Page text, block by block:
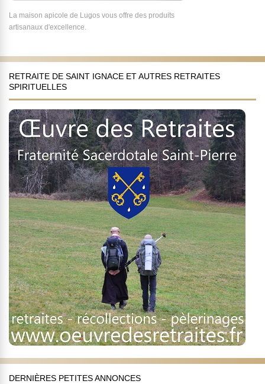
La maison apicole de Lugos vous offre des produits
artisanaux d'excellence.
RETRAITE DE SAINT IGNACE ET AUTRES RETRAITES
SPIRITUELLES
DERNIÈRES PETITES ANNONCES